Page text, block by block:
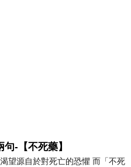
-【不死藥】
望源自於對死亡的恐懼 而「不死